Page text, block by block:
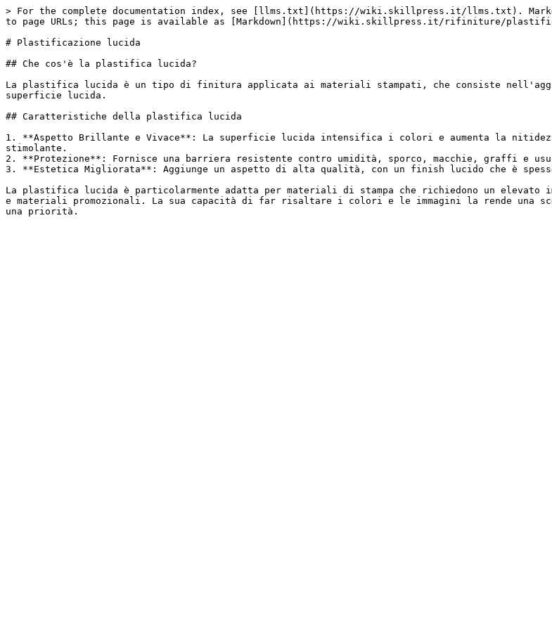
> For the complete documentation index, see [llms.txt](https://wiki.skillpress.it/llms.txt).
to page URLs; this page is available as [Markdown](https://wiki.skillpress.it/rifiniture/
# Plastificazione lucida
## Che cos'è la plastifica lucida?
La plastifica lucida è un tipo di finitura applicata ai materiali stampati, che consiste
superficie lucida.
## Caratteristiche della plastifica lucida
1. **Aspetto Brillante e Vivace**: La superficie lucida intensifica i colori e aumenta la
stimolante.
2. **Protezione**: Fornisce una barriera resistente contro umidità, sporco, macchie, graffi e
3. **Estetica Migliorata**: Aggiunge un aspetto di alta qualità, con un finish lucido che è
La plastifica lucida è particolarmente adatta per materiali di stampa che richiedono un
e materiali promozionali. La sua capacità di far risaltare i colori e le immagini la rende una